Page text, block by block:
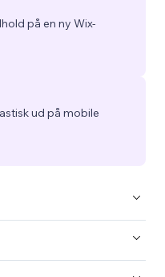
på en ny Wix-
ud på mobile